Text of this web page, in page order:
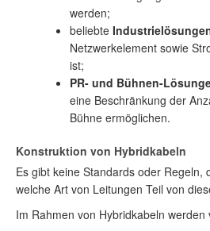
werden;
beliebte
Netzwerkelement sowie
ist;
PR- und Bühnen-
eine Beschränkung der
Bühne ermöglichen.
Konstruktion von Hybridkabeln
Es gibt keine Standards oder Regeln,
welche Art von Leitungen Teil von
Im Rahmen von Hybridkabeln werden